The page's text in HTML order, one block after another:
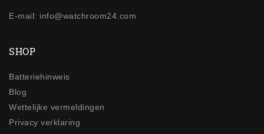
E-mail: info@watchroom24.com
SHOP
Batteriehinweis
Blog
Wettelijke vermeldingen
Privacy verklaring